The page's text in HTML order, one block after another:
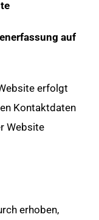
auf
erfolgt
Kontaktdaten
Website
erhoben,